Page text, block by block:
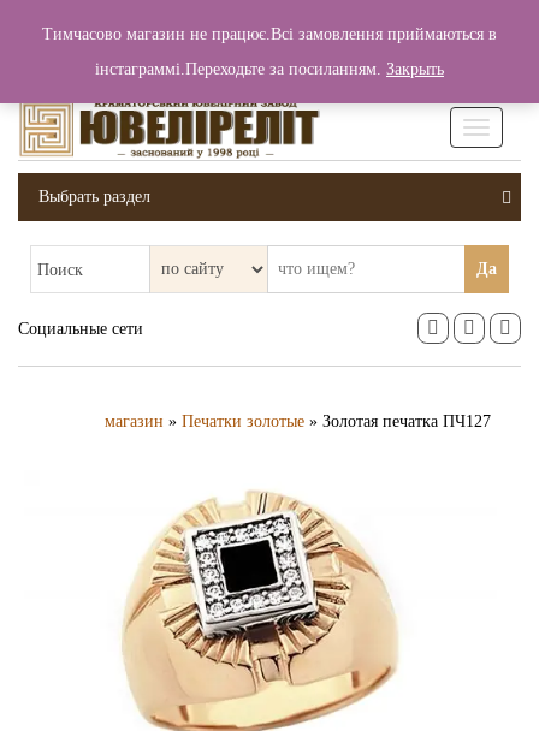
Вход / Регистрация 0 грн.
Выбрать раздел
Поиск Да
Социальные сети
магазин » Печатки золотые » Золотая печатка ПЧ127
Тимчасово магазин не працює.Всі замовлення приймаються в
інстаграммі.Переходьте за посиланням. Закрыть